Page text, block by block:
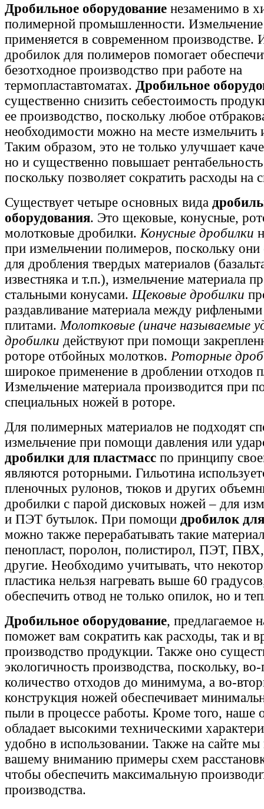
Дробильное оборудование незаменимо в
полимерной промышленности.
применяется в современном производстве.
дробилок для полимеров помогает
безотходное производство при работе на
термопластавтоматах. Дробильное
существенно снизить себестоимость
ее производство, поскольку любое
необходимости можно на месте измельчить
Таким образом, это не только улучшает
но и существенно повышает
поскольку позволяет сократить расходы на
Существует четыре основных вида
оборудования. Это щековые, конусные,
молотковые дробилки. Конусные дробилки
при измельчении полимеров, поскольку
для дробления твердых материалов
известняка и т.п.), измельчение материала
стальными конусами. Щековые дробилки
раздавливание материала между
плитами. Молотковые (иначе называемые
дробилки действуют при помощи
роторе отбойных молотков. Роторные
широкое применение в дроблении отходов
Измельчение материала производится при
специальных ножей в роторе.
Для полимерных материалов не подходят
измельчение при помощи давления или
дробилки для пластмасс по принципу
являются роторными. Гильотина
пленочных рулонов, тюков и других
дробилки с парой дисковых ножей – для
и ПЭТ бутылок. При помощи дробилок
можно также перерабатывать такие
пенопласт, поролон, полистирол, ПЭТ,
другие. Необходимо учитывать, что
пластика нельзя нагревать выше 60
обеспечить отвод не только опилок, но и
Дробильное оборудование, предлагаемое
поможет вам сократить как расходы, так и
производство продукции. Также оно
экологичность производства, поскольку,
количество отходов до минимума, а во-
конструкция ножей обеспечивает
пыли в процессе работы. Кроме того, наше
обладает высокими техническими
удобно в использовании. Также на сайте мы
вашему вниманию примеры схем
чтобы обеспечить максимальную
производства.